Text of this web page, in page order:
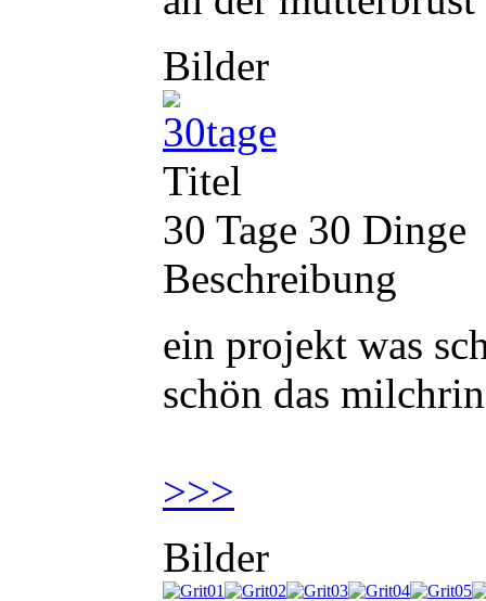
Bilder
Titel
30 Tage 30 Dinge
Beschreibung
ein projekt was
schön das
>>>
Bilder